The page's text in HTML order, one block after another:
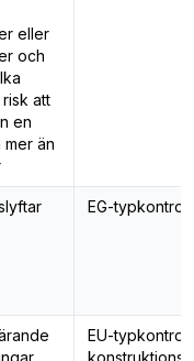
eller
och
att
en
än
EG-typkontroll
EU-